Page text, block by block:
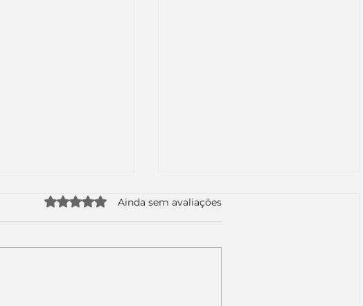
Avaliado com 0 de 5 estrelas.
Ainda sem avaliações